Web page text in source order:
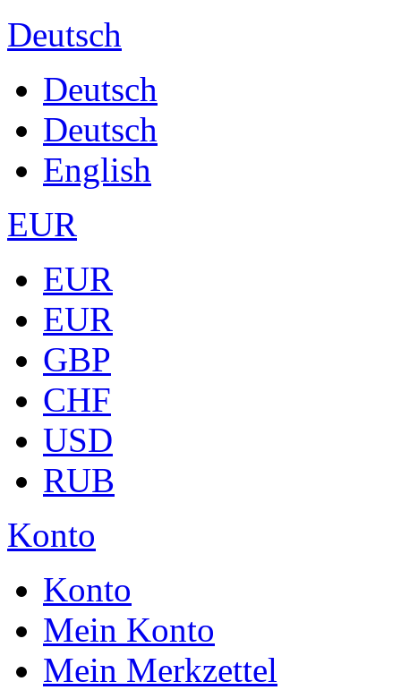
Deutsch
Deutsch
Deutsch
English
EUR
EUR
EUR
GBP
CHF
USD
RUB
Konto
Konto
Mein Konto
Mein Merkzettel